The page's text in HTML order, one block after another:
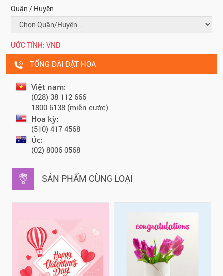
Quận / Huyện
ƯỚC TÍNH: VND
TỔNG ĐÀI ĐẶT HOA
Việt nam:
(028) 38 112 666
1800 6138 (miễn cước)
Hoa kỳ:
(510) 417 4568
Úc:
(02) 8006 0568
SẢN PHẨM CÙNG LOẠI